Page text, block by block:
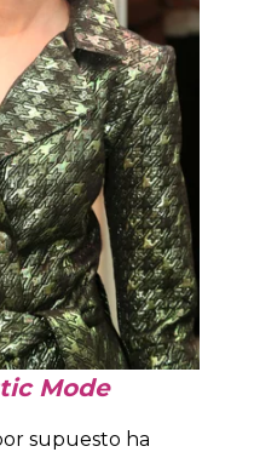
Mode
supuesto ha